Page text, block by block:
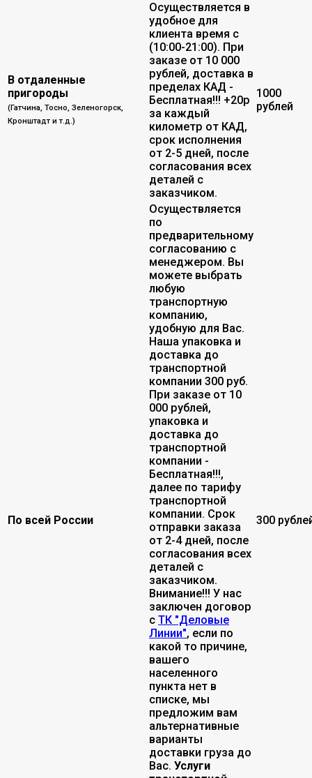
В отдаленные
пригороды
(Гатчина, Тосно, Зеленогорск,
Кронштадт и т.д.)
Осуществляется в
удобное для
клиента время с
(10:00-21:00). При
заказе от 10 000
рублей, доставка в
пределах КАД -
Бесплатная!!! +20р
за каждый
километр от КАД,
срок исполнения
от 2-5 дней, после
согласования всех
деталей с
заказчиком.
1000
рублей
По всей России
Осуществляется
по
предварительному
согласованию с
менеджером. Вы
можете выбрать
любую
транспортную
компанию,
удобную для Вас.
Наша упаковка и
доставка до
транспортной
компании 300 руб.
При заказе от 10
000 рублей,
упаковка и
доставка до
транспортной
компании -
Бесплатная!!!,
далее по тарифу
транспортной
компании. Срок
отправки заказа
от 2-4 дней, после
согласования всех
деталей с
заказчиком.
Внимание!!! У нас
заключен договор
с ТК "Деловые
Линии", если по
какой то причине,
вашего
населенного
пункта нет в
списке, мы
предложим вам
альтернативные
варианты
доставки груза до
Вас. Услуги
300